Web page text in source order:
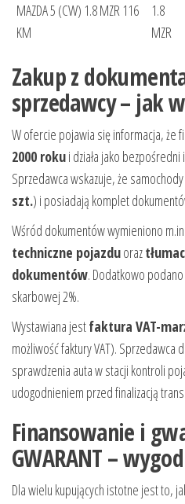
MAZDA 5 (CW) 1.8 MZR 116
KM
1.8
MZR
Zakup z
sprzedawcy – jak
W ofercie pojawia się informacja, że
2000 rokui działa jako
Sprzedawca wskazuje, że
szt.) i posiadają komplet
Wśród dokumentów wymieniono m.in.
techniczne pojazduoraz
dokumentów. Dodatkowo
skarbowej 2%.
Wystawiana jestfaktura VAT-
możliwość faktury VAT). Sprzedawca
sprawdzenia auta w stacji kontroli
udogodnieniem przed finalizacją
Finansowanie i
GWARANT –
Dla wielu kupujących istotne jest to,